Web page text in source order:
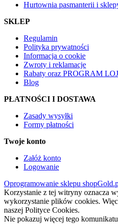
Hurtownia pasmanterii i
SKLEP
Regulamin
Polityka prywatności
Informacja o cookie
Zwroty i reklamacje
Rabaty oraz PROGRAM
Blog
PŁATNOŚCI I DOSTAWA
Zasady wysyłki
Formy płatności
Twoje konto
Załóż konto
Logowanie
Oprogramowanie sklepu
Korzystanie z tej witryny oznacza
wykorzystanie plików cookies.
naszej Polityce Cookies.
Nie pokazuj więcej tego komunikatu